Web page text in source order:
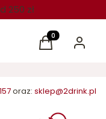
250 zł
Produkty w
Koszyk Zaloguj
oraz: sklep@2drink.pl